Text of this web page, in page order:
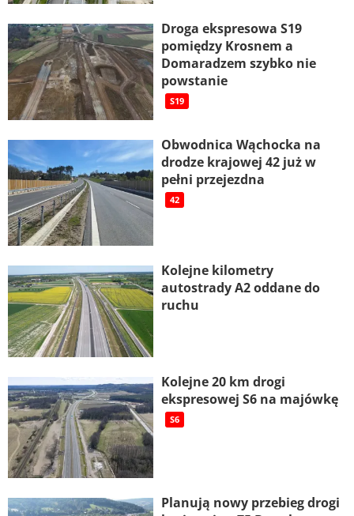
Droga ekspresowa S19
pomiędzy Krosnem a
Domaradzem szybko nie
powstanie
S19
Obwodnica Wąchocka na
drodze krajowej 42 już w
pełni przejezdna
42
Kolejne kilometry
autostrady A2 oddane do
ruchu
Kolejne 20 km drogi
ekspresowej S6 na majówkę
S6
Planują nowy przebieg drogi